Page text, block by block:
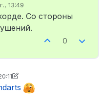
13:49
Со стороны
0
1000+7